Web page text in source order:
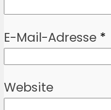
E-Mail-Adresse *
Website